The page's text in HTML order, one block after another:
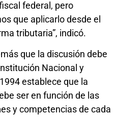
federal, pero
que aplicarlo desde el
tributaria”, indicó.
que la discusión debe
Nacional y
establece que la
ser en función de las
y competencias de cada